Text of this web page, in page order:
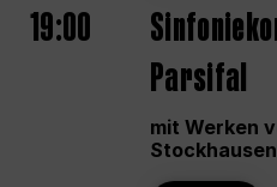
19:00
Parsifal
mit Werken